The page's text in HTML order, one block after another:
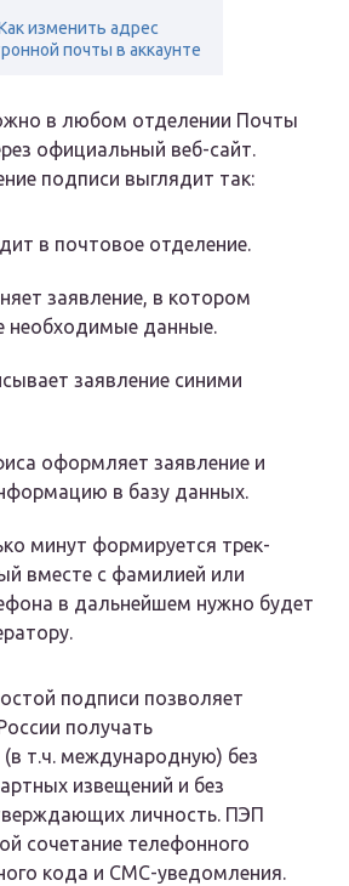
изменить адрес
почты в аккаунте
в любом отделении Почты
официальный веб-сайт.
подписи выглядит так:
в почтовое отделение.
заявление, в котором
необходимые данные.
заявление синими
оформляет заявление и
в базу данных.
минут формируется трек-
вместе с фамилией или
в дальнейшем нужно будет
подписи позволяет
получать
т.ч. международную) без
извещений и без
личность. ПЭП
сочетание телефонного
кода и СМС-уведомления.